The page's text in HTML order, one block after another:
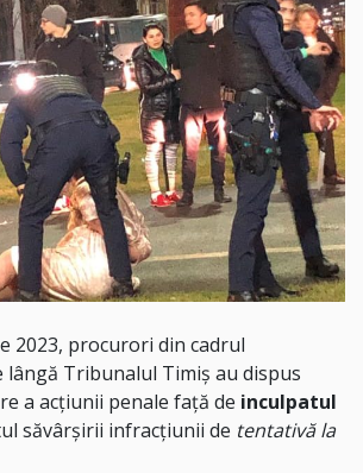
2023, procurori din cadrul
lângă Tribunalul Timiș au dispus
a acțiunii penale față de inculpatul
săvârșirii infracțiunii de tentativă la